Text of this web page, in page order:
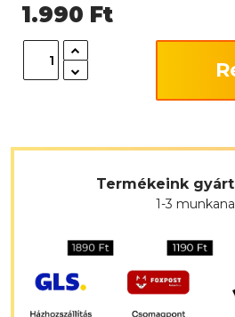
1.990 Ft
Termékeink
1-3